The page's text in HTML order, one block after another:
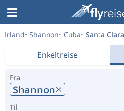
Irland Shannon Cuba Santa Clara
Enkeltreise
Fra
Shannon
Til